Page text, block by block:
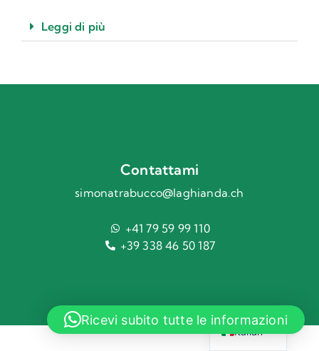
Leggi di più
Contattami
simonatrabucco@laghianda.ch
+41 79 59 99 110
+39 338 46 50 187
Ricevi subito tutte le informazioni
Italian
English